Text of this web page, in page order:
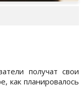
получат свои
как планировалось